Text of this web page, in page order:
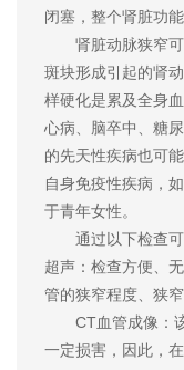
闭塞，整个肾脏功
肾脏动脉狭窄可
斑块形成引起的肾
样硬化是累及全身
心病、脑卒中、糖
的先天性疾病也可
自身免疫性疾病，
于青年女性。
通过以下检查可
超声：检查方便、
管的狭窄程度、狭
CT血管成像：该
一定损害，因此，